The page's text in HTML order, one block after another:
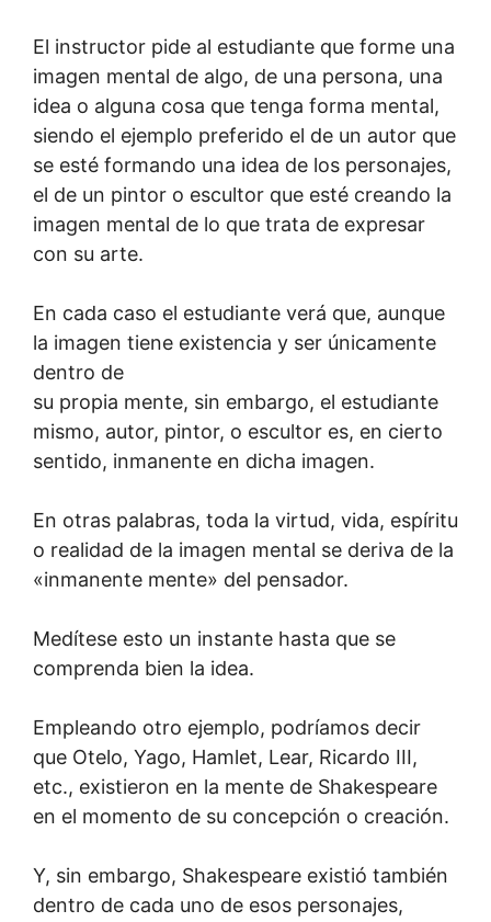
El instructor pide al estudiante que forme una
imagen mental de algo, de una persona, una
idea o alguna cosa que tenga forma mental,
siendo el ejemplo preferido el de un autor que
se esté formando una idea de los personajes,
el de un pintor o escultor que esté creando la
imagen mental de lo que trata de expresar
con su arte.
En cada caso el estudiante verá que, aunque
la imagen tiene existencia y ser únicamente
dentro de
su propia mente, sin embargo, el estudiante
mismo, autor, pintor, o escultor es, en cierto
sentido, inmanente en dicha imagen.
En otras palabras, toda la virtud, vida, espíritu
o realidad de la imagen mental se deriva de la
«inmanente mente» del pensador.
Medítese esto un instante hasta que se
comprenda bien la idea.
Empleando otro ejemplo, podríamos decir
que Otelo, Yago, Hamlet, Lear, Ricardo III,
etc., existieron en la mente de Shakespeare
en el momento de su concepción o creación.
Y, sin embargo, Shakespeare existió también
dentro de cada uno de esos personajes,